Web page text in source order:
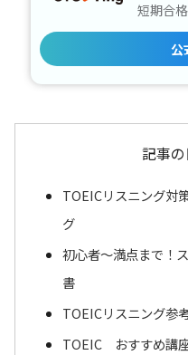
短期合
公
記事
TOEICリスニング対
グ
初心者〜満点まで！
書
TOEICリスニング参
TOEIC おすすめ講